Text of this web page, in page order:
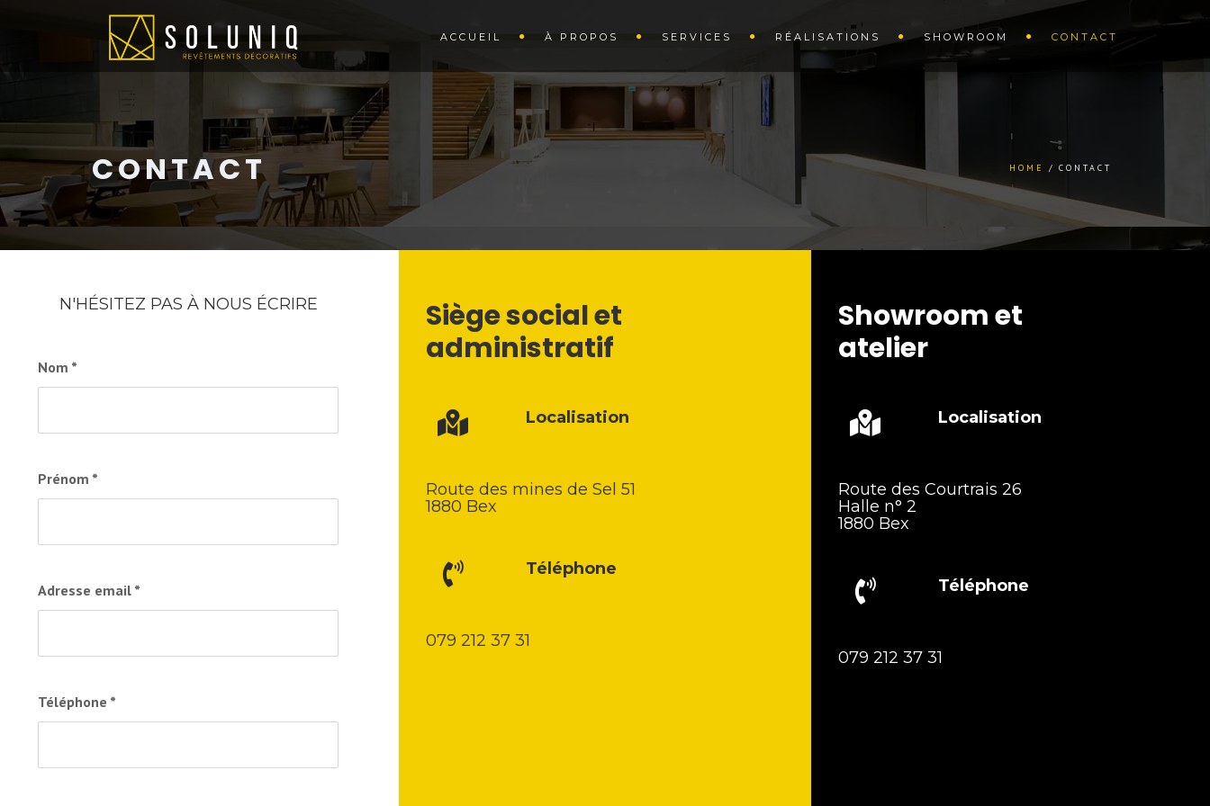
ACCUEIL À PROPOS SERVICES RÉALISATIONS SHOWROOM CONTACT
CONTACT HOME CONTACT
N'HÉSITEZ PAS À NOUS ÉCRIRE
Nom *
Prénom *
Adresse email *
Téléphone *
Siège social et
administratif
Localisation
Route des mines de Sel 51
1880 Bex
Téléphone
079 212 37 31
Showroom et
atelier
Localisation
Route des Courtrais 26
Halle n° 2
1880 Bex
Téléphone
079 212 37 31